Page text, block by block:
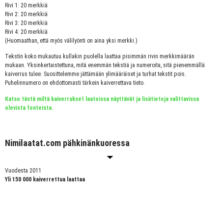
Rivi 1: 20 merkkiä
Rivi 2: 20 merkkiä
Rivi 3: 20 merkkiä
Rivi 4: 20 merkkiä
(Huomaathan, että myös välilyönti on aina yksi merkki.)
Tekstin koko mukautuu kullakin puolella laattaa pisimmän rivin merkkimäärän
mukaan. Yksinkertaistettuna, mitä enemmän tekstiä ja numeroita, sitä pienemmällä
kaiverrus tulee. Suosittelemme jättämään ylimääräiset ja turhat tekstit pois.
Puhelinnumero on ehdottomasti tärkein kaiverrettava tieto.
Katso tästä miltä kaiverrukset laatoissa näyttävät ja lisätietoja valittavissa
olevista fonteista.
Nimilaatat.com pähkinänkuoressa
Vuodesta 2011
Yli 150 000 kaiverrettua laattaa